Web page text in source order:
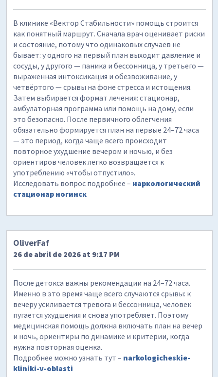
В клинике «Вектор Стабильности» помощь строится
как понятный маршрут. Сначала врач оценивает риски
и состояние, потому что одинаковых случаев не
бывает: у одного на первый план выходит давление и
сосуды, у другого — паника и бессонница, у третьего —
выраженная интоксикация и обезвоживание, у
четвёртого — срывы на фоне стресса и истощения.
Затем выбирается формат лечения: стационар,
амбулаторная программа или помощь на дому, если
это безопасно. После первичного облегчения
обязательно формируется план на первые 24–72 часа
— это период, когда чаще всего происходит
повторное ухудшение вечером и ночью, и без
ориентиров человек легко возвращается к
употреблению «чтобы отпустило».
Исследовать вопрос подробнее – наркологический
стационар ногинск
OliverFaf
26 de abril de 2026 at 9:17 PM
После детокса важны рекомендации на 24–72 часа.
Именно в это время чаще всего случаются срывы: к
вечеру усиливается тревога и бессонница, человек
пугается ухудшения и снова употребляет. Поэтому
медицинская помощь должна включать план на вечер
и ночь, ориентиры по динамике и критерии, когда
нужна повторная оценка.
Подробнее можно узнать тут – narkologicheskie-
kliniki-v-oblasti